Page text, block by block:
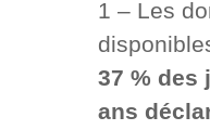
1 – Les
37 % des
ans